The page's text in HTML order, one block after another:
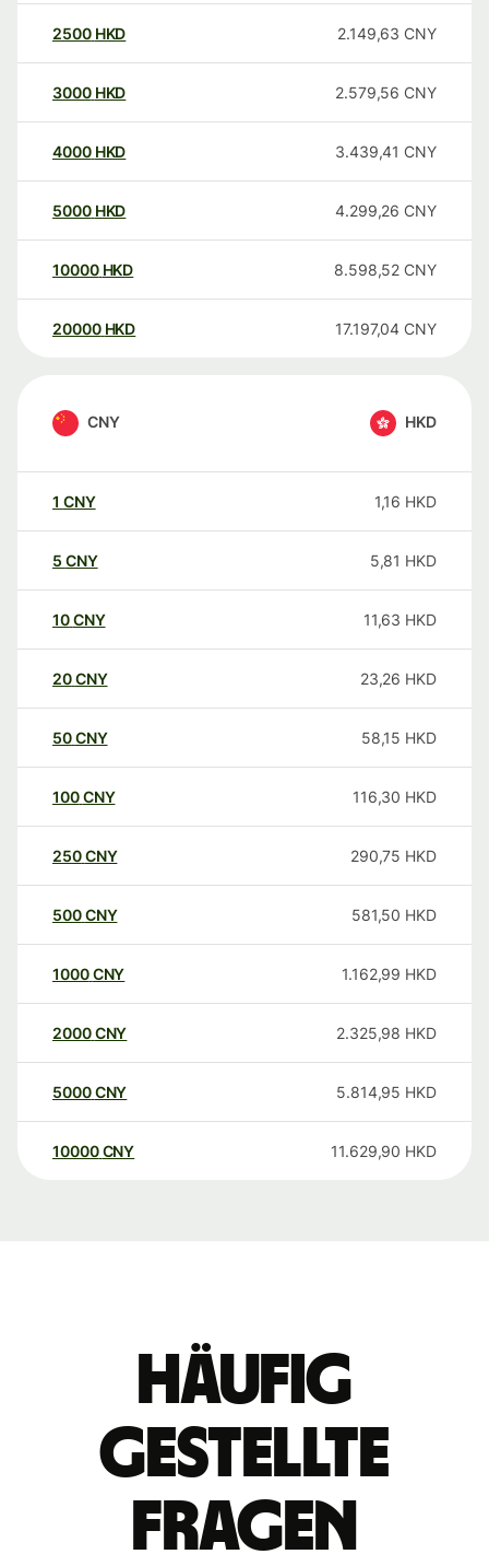
2500 HKD 2.149,63 CNY
3000 HKD 2.579,56 CNY
4000 HKD 3.439,41 CNY
5000 HKD 4.299,26 CNY
10000 HKD 8.598,52 CNY
20000 HKD 17.197,04 CNY
CNY HKD
1 CNY 1,16 HKD
5 CNY 5,81 HKD
10CNY 11,63 HKD
20CNY 23,26 HKD
50CNY 58,15 HKD
100CNY 116,30 HKD
250CNY 290,75 HKD
500CNY 581,50 HKD
1000CNY 1.162,99 HKD
2000CNY 2.325,98 HKD
5000CNY 5.814,95 HKD
10000 CNY 11.629,90 HKD
Häufig
gestellte
Fragen